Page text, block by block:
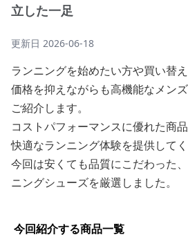
立した一足
更新日 2026-06-18
ランニングを始めたい方や買い替
価格を抑えながらも高機能なメン
ご紹介します。
コストパフォーマンスに優れた商
快適なランニング体験を提供してく
今回は安くても品質にこだわった
ニングシューズを厳選しました。
今回紹介する商品一覧